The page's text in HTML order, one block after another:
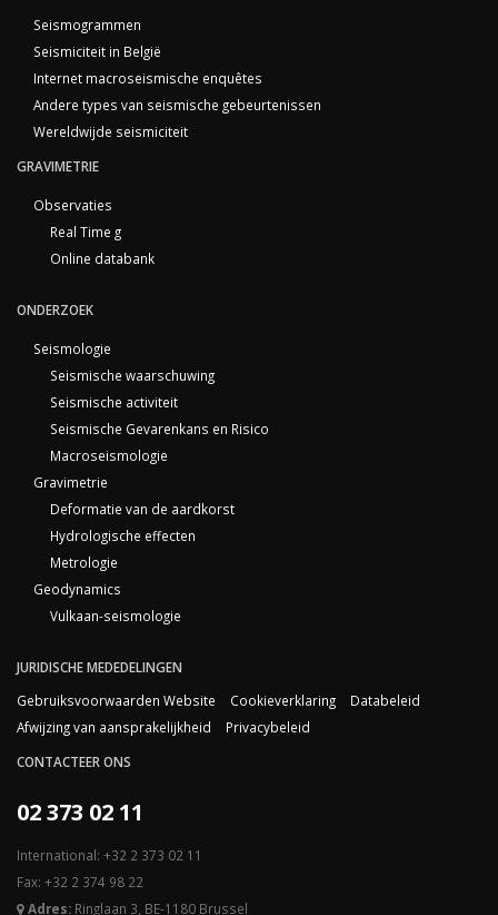
Seismogrammen
Seismiciteit in België
Internet macroseismische enquêtes
Andere types van seismische gebeurtenissen
Wereldwijde seismiciteit
GRAVIMETRIE
Observaties
Real Time g
Online databank
ONDERZOEK
Seismologie
Seismische waarschuwing
Seismische activiteit
Seismische Gevarenkans en Risico
Macroseismologie
Gravimetrie
Deformatie van de aardkorst
Hydrologische effecten
Metrologie
Geodynamics
Vulkaan-seismologie
JURIDISCHE MEDEDELINGEN
Gebruiksvoorwaarden Website
Cookieverklaring
Databeleid
Afwijzing van aansprakelijkheid
Privacybeleid
CONTACTEER ONS
02 373 02 11
International: +32 2 373 02 11
Fax: +32 2 374 98 22
Adres: Ringlaan 3, BE-1180 Brussel